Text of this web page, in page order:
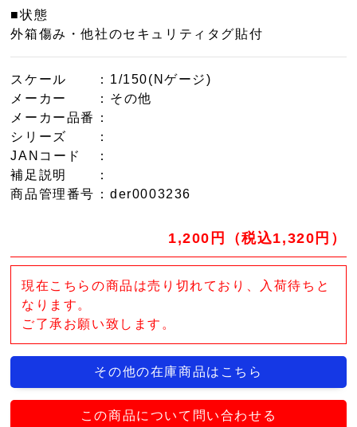
■状態
外箱傷み・他社のセキュリティタグ貼付
スケール
：1/150(Nゲージ)
メーカー
：その他
メーカー品番
：
シリーズ
：
JANコード
：
補足説明
：
商品管理番号 ：der0003236
1,200円（税込1,320円）
現在こちらの商品は売り切れており、入荷待ちと
なります。
ご了承お願い致します。
その他の在庫商品はこちら
この商品について問い合わせる